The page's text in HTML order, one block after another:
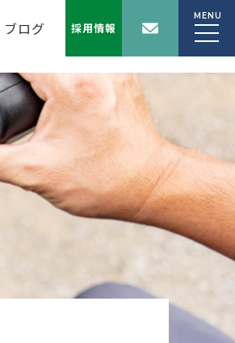
ブログ 採用情報
MENU